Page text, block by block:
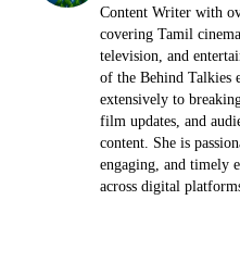
Content Writer with
covering Tamil
television, and
of the Behind Talkies
extensively to
film updates, and
content. She is
engaging, and timely
across digital